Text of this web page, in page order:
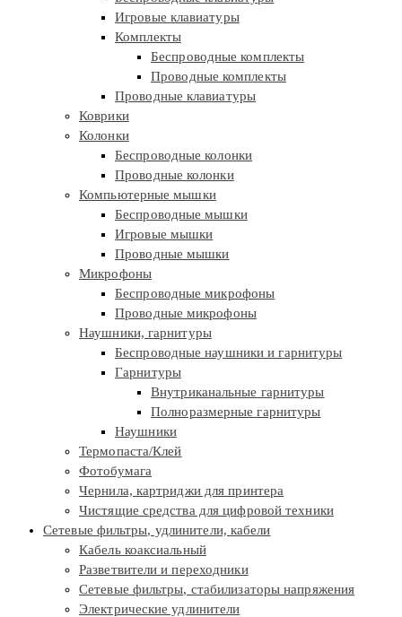
Игровые клавиатуры
Комплекты
Беспроводные комплекты
Проводные комплекты
Проводные клавиатуры
Коврики
Колонки
Беспроводные колонки
Проводные колонки
Компьютерные мышки
Беспроводные мышки
Игровые мышки
Проводные мышки
Микрофоны
Беспроводные микрофоны
Проводные микрофоны
Наушники, гарнитуры
Беспроводные наушники и гарнитуры
Гарнитуры
Внутриканальные гарнитуры
Полноразмерные гарнитуры
Наушники
Термопаста/Клей
Фотобумага
Чернила, картриджи для принтера
Чистящие средства для цифровой техники
Сетевые фильтры, удлинители, кабели
Кабель коаксиальный
Разветвители и переходники
Сетевые фильтры, стабилизаторы напряжения
Электрические удлинители